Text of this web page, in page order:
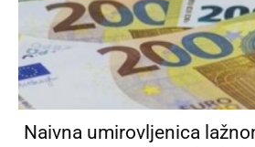
Naivna umirovljenica